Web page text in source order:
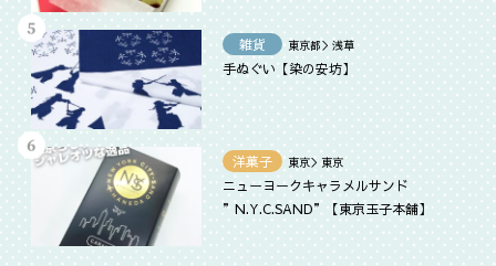
雑貨 東京都＞浅草
手ぬぐい【染の安坊】
洋菓子 東京＞東京
ニューヨークキャラメルサンド
”N.Y.C.SAND”【東京玉子本舗】